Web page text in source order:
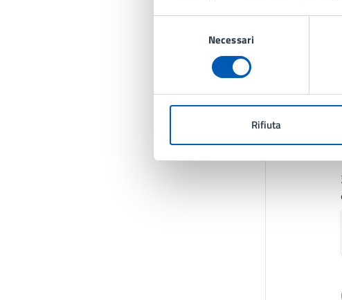
Necessari
Rifiuta